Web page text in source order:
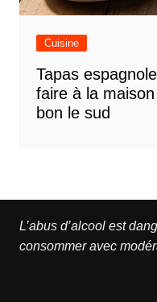
Cuisine
Tapas
faire à la
bon le sud
L’abus d’alcool est
consommer avec